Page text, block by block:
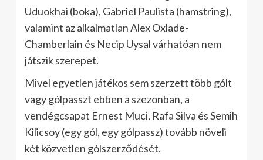
Uduokhai (boka), Gabriel Paulista (hamstring),
valamint az alkalmatlan Alex Oxlade-
Chamberlain és Necip Uysal várhatóan nem
játszik szerepet.
Mivel egyetlen játékos sem szerzett több gólt
vagy gólpasszt ebben a szezonban, a
vendégcsapat Ernest Muci, Rafa Silva és Semih
Kilicsoy (egy gól, egy gólpassz) tovább növeli
két közvetlen gólszerződését.